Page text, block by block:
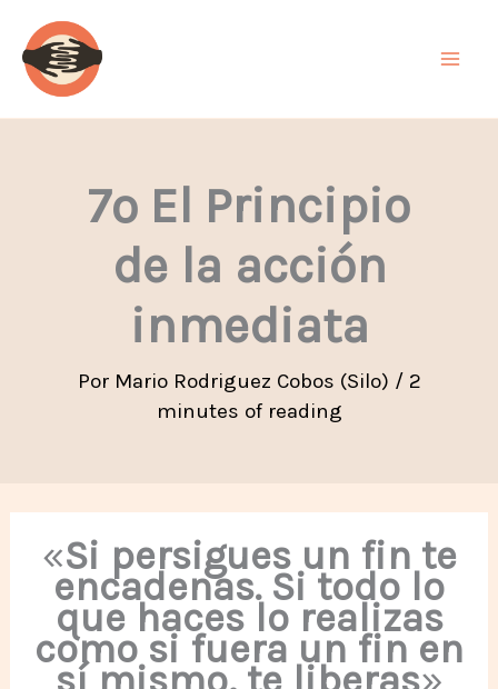
contenido
7º El Principio
de la acción
inmediata
Por Mario Rodriguez Cobos (Silo) / 2
minutes of reading
«Si persigues un fin te
encadenas. Si todo lo
que haces lo realizas
como si fuera un fin en